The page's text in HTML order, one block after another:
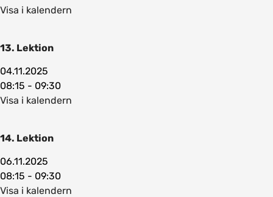
Visa i kalendern
13. Lektion
04.11.2025
08:15 - 09:30
Visa i kalendern
14. Lektion
06.11.2025
08:15 - 09:30
Visa i kalendern